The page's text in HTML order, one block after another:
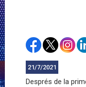
21/7/2021
Després de la